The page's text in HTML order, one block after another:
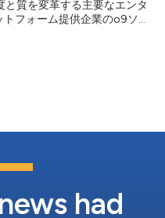
質を変革する主要なエンタ
フォーム提供企業のo9ソリ
、合計2億9500万ドルの出資
な投資は、o9がその勢い
で、「デジタル・ブレイ
た、o9が研究開発、業界知
より企業は、o9の画期的な
、さらに大きな価値を実現
ンス、自動車、電気通信、
had